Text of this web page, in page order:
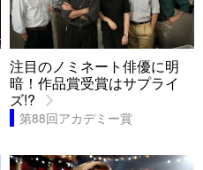
注目のノミネート俳優に明
暗！作品賞受賞はサプライ
ズ!?
第88回アカデミー賞